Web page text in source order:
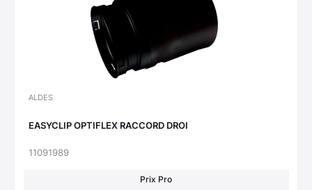
ALDES
EASYCLIP OPTIFLEX RACCORD DROI
11091989
Prix Pro